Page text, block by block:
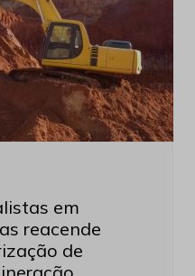
em
reacende
de